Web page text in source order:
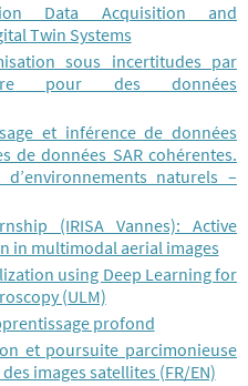
Data Acquisition and
Twin Systems
sous incertitudes par
pour des données
et inférence de données
de données SAR cohérentes.
naturels –
(IRISA Vannes): Active
in multimodal aerial images
using Deep Learning for
(ULM)
profond
et poursuite parcimonieuse
images satellites (FR/EN)